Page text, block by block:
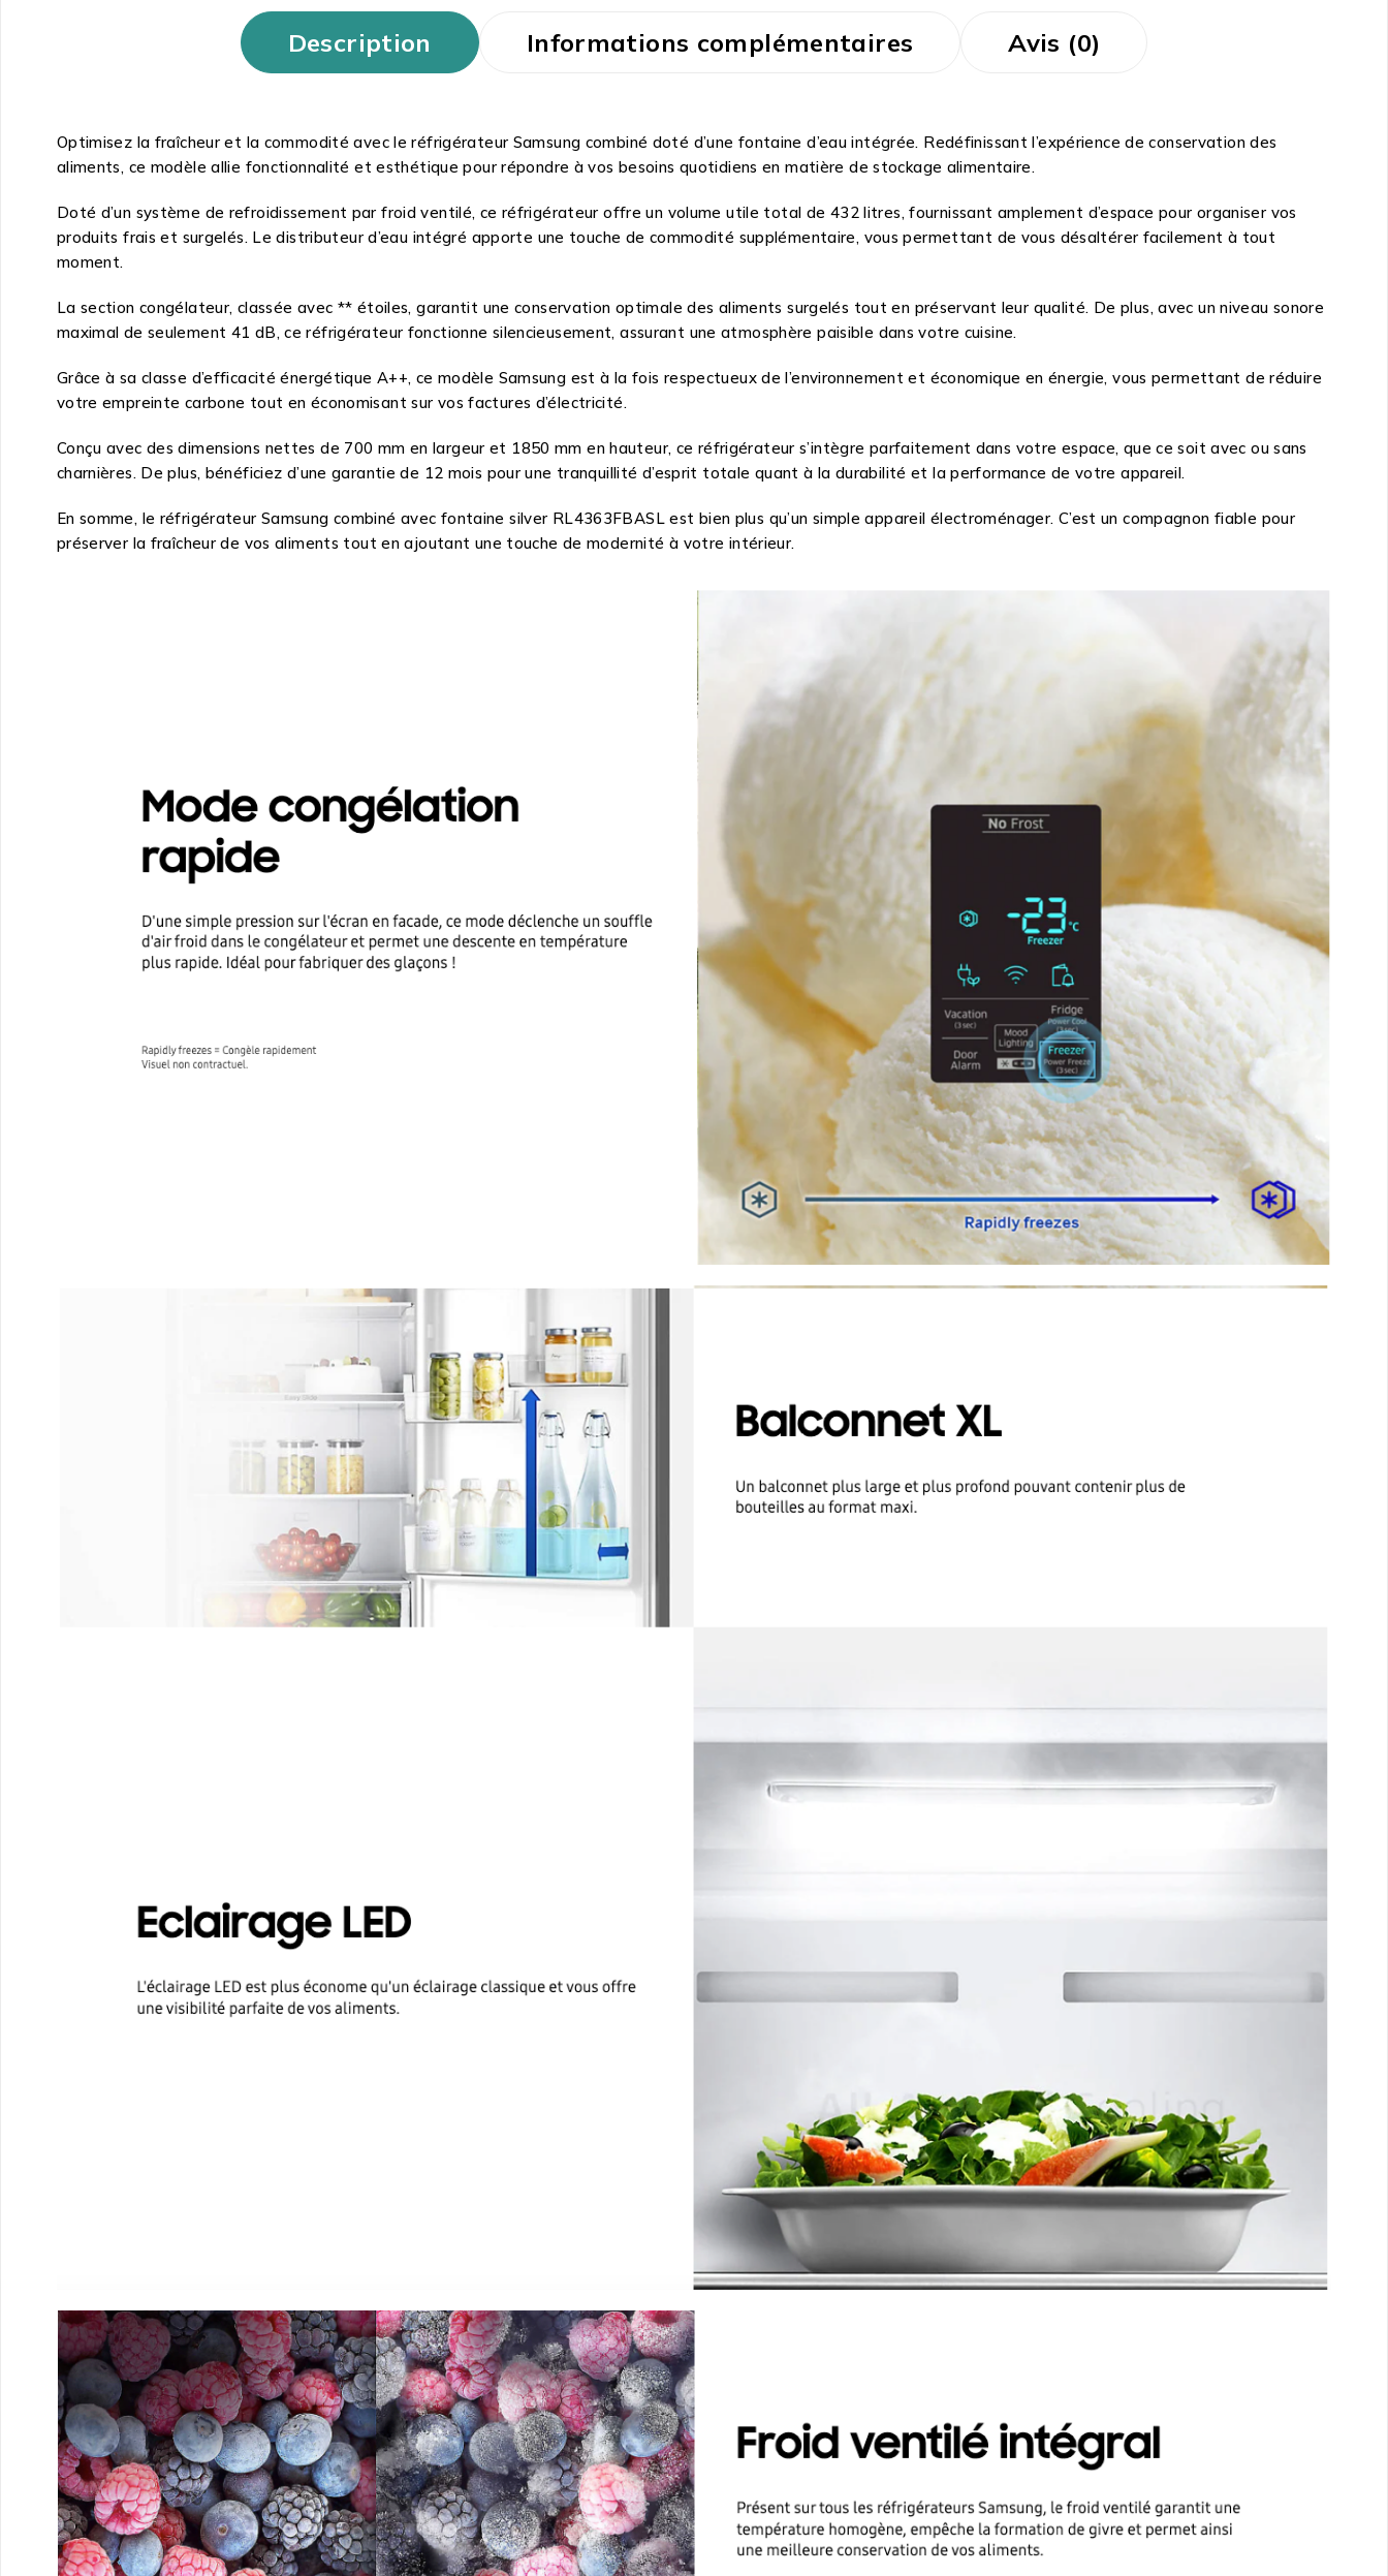
Description Informations complémentaires Avis (0)
Optimisez la fraîcheur et la commodité avec le réfrigérateur Samsung combiné doté d’une fontaine d’eau intégrée. Redéfinissant l’expérience de conservation des
aliments, ce modèle allie fonctionnalité et esthétique pour répondre à vos besoins quotidiens en matière de stockage alimentaire.
Doté d’un système de refroidissement par froid ventilé, ce réfrigérateur offre un volume utile total de 432 litres, fournissant amplement d’espace pour organiser vos
produits frais et surgelés. Le distributeur d’eau intégré apporte une touche de commodité supplémentaire, vous permettant de vous désaltérer facilement à tout
moment.
La section congélateur, classée avec ** étoiles, garantit une conservation optimale des aliments surgelés tout en préservant leur qualité. De plus, avec un niveau sonore
maximal de seulement 41 dB, ce réfrigérateur fonctionne silencieusement, assurant une atmosphère paisible dans votre cuisine.
Grâce à sa classe d’efficacité énergétique A++, ce modèle Samsung est à la fois respectueux de l’environnement et économique en énergie, vous permettant de réduire
votre empreinte carbone tout en économisant sur vos factures d’électricité.
Conçu avec des dimensions nettes de 700 mm en largeur et 1850 mm en hauteur, ce réfrigérateur s’intègre parfaitement dans votre espace, que ce soit avec ou sans
charnières. De plus, bénéficiez d’une garantie de 12 mois pour une tranquillité d’esprit totale quant à la durabilité et la performance de votre appareil.
En somme, le réfrigérateur Samsung combiné avec fontaine silver RL4363FBASL est bien plus qu’un simple appareil électroménager. C’est un compagnon fiable pour
préserver la fraîcheur de vos aliments tout en ajoutant une touche de modernité à votre intérieur.